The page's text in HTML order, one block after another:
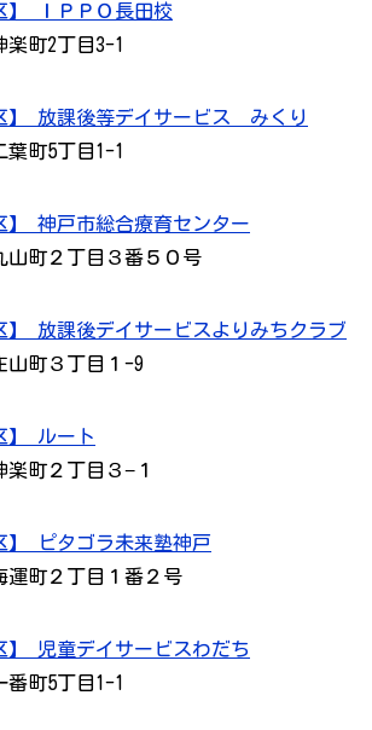
】 ＩＰＰＯ長田校
楽町2丁目3-1
】 放課後等デイサービス みくり
葉町5丁目1-1
】 神戸市総合療育センター
山町２丁目３番５０号
】 放課後デイサービスよりみちクラブ
山町３丁目１-9
】 ルート
町２丁目３−１
】 ピタゴラ未来塾神戸
運町２丁目１番２号
】 児童デイサービスわだち
番町5丁目1-1